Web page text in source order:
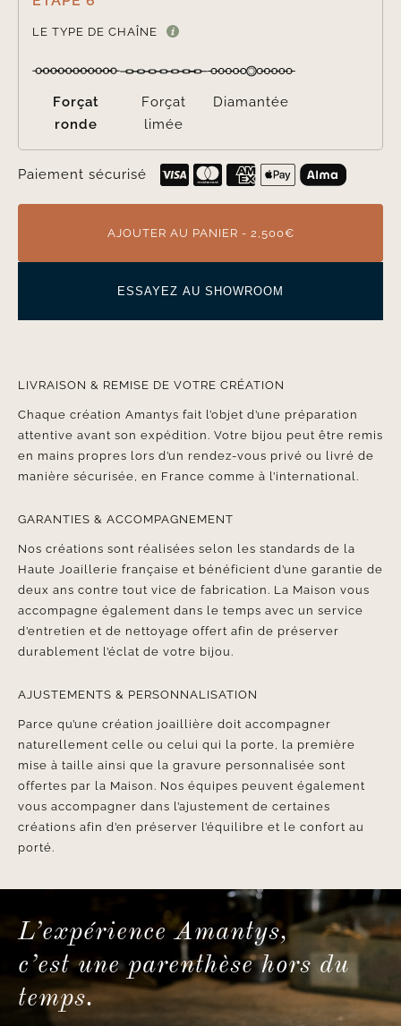
LE TYPE DE CHAÎNE
Forçat
ronde
Forçat
limée
Diamantée
Paiement sécurisé
AJOUTER AU PANIER - 2,500€
ESSAYEZ AU SHOWROOM
LIVRAISON & REMISE DE VOTRE CRÉATION
Chaque création Amantys fait l’objet d’une préparation
attentive avant son expédition. Votre bijou peut être remis
en mains propres lors d’un rendez-vous privé ou livré de
manière sécurisée, en France comme à l’international.
GARANTIES & ACCOMPAGNEMENT
Nos créations sont réalisées selon les standards de la
Haute Joaillerie française et bénéficient d’une garantie de
deux ans contre tout vice de fabrication. La Maison vous
accompagne également dans le temps avec un service
d’entretien et de nettoyage offert afin de préserver
durablement l’éclat de votre bijou.
AJUSTEMENTS & PERSONNALISATION
Parce qu’une création joaillière doit accompagner
naturellement celle ou celui qui la porte, la première
mise à taille ainsi que la gravure personnalisée sont
offertes par la Maison. Nos équipes peuvent également
vous accompagner dans l’ajustement de certaines
créations afin d’en préserver l’équilibre et le confort au
porté.
L’expérience Amantys,
c’est une parenthèse hors du
temps.